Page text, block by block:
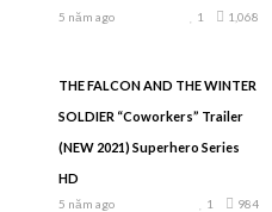
5 năm ago 1,068
1
THE FALCON AND THE WINTER
SOLDIER “Coworkers” Trailer
(NEW 2021) Superhero Series
HD
5 năm ago 984
1